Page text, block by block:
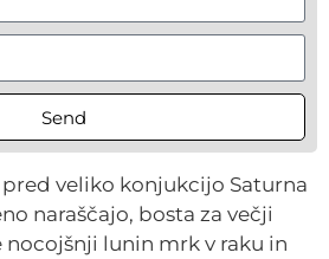
Send
veliko konjukcijo Saturna
naraščajo, bosta za večji
nocojšnji lunin mrk v raku in